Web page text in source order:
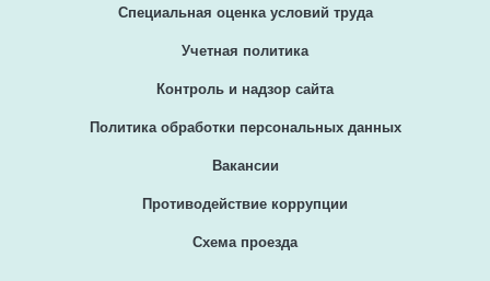
Специальная оценка условий труда
Учетная политика
Контроль и надзор сайта
Политика обработки персональных данных
Вакансии
Противодействие коррупции
Схема проезда